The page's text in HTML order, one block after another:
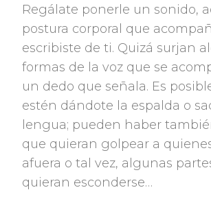
Regálate ponerle un sonido,
postura corporal que
escribiste de ti. Quizá surjan
formas de la voz que se
un dedo que señala. Es
estén dándote la espalda o
lengua; pueden haber
que quieran golpear a
afuera o tal vez, algunas
quieran esconderse…